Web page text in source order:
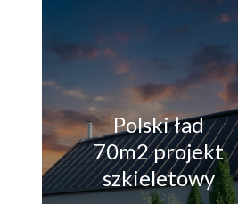
Polski ład
70m2 projekt
szkieletowy